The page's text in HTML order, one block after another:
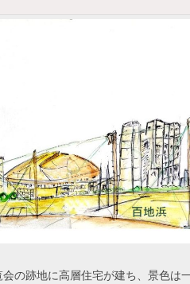
の跡地に高層住宅が建ち、景色は一